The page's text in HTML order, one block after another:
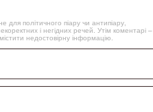
політичного піару чи антипіару,
і негідних речей. Утім коментарі –
недостовірну інформацію.